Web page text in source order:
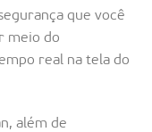
que você
meio do
real na tela do
além de